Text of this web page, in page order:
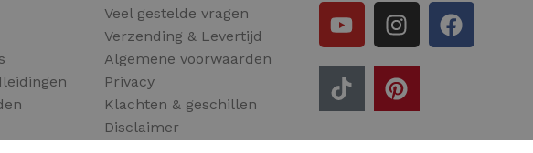
Veel gestelde vragen
Verzending & Levertijd
Algemene voorwaarden
Privacy
Klachten & geschillen
Disclaimer